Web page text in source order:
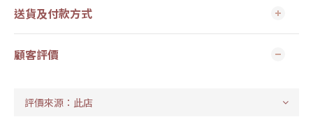
送貨及付款方式
顧客評價